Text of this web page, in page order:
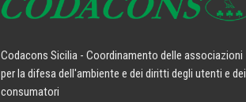
Codacons Sicilia - Coordinamento delle associazioni
per la difesa dell'ambiente e dei diritti degli utenti e dei
consumatori